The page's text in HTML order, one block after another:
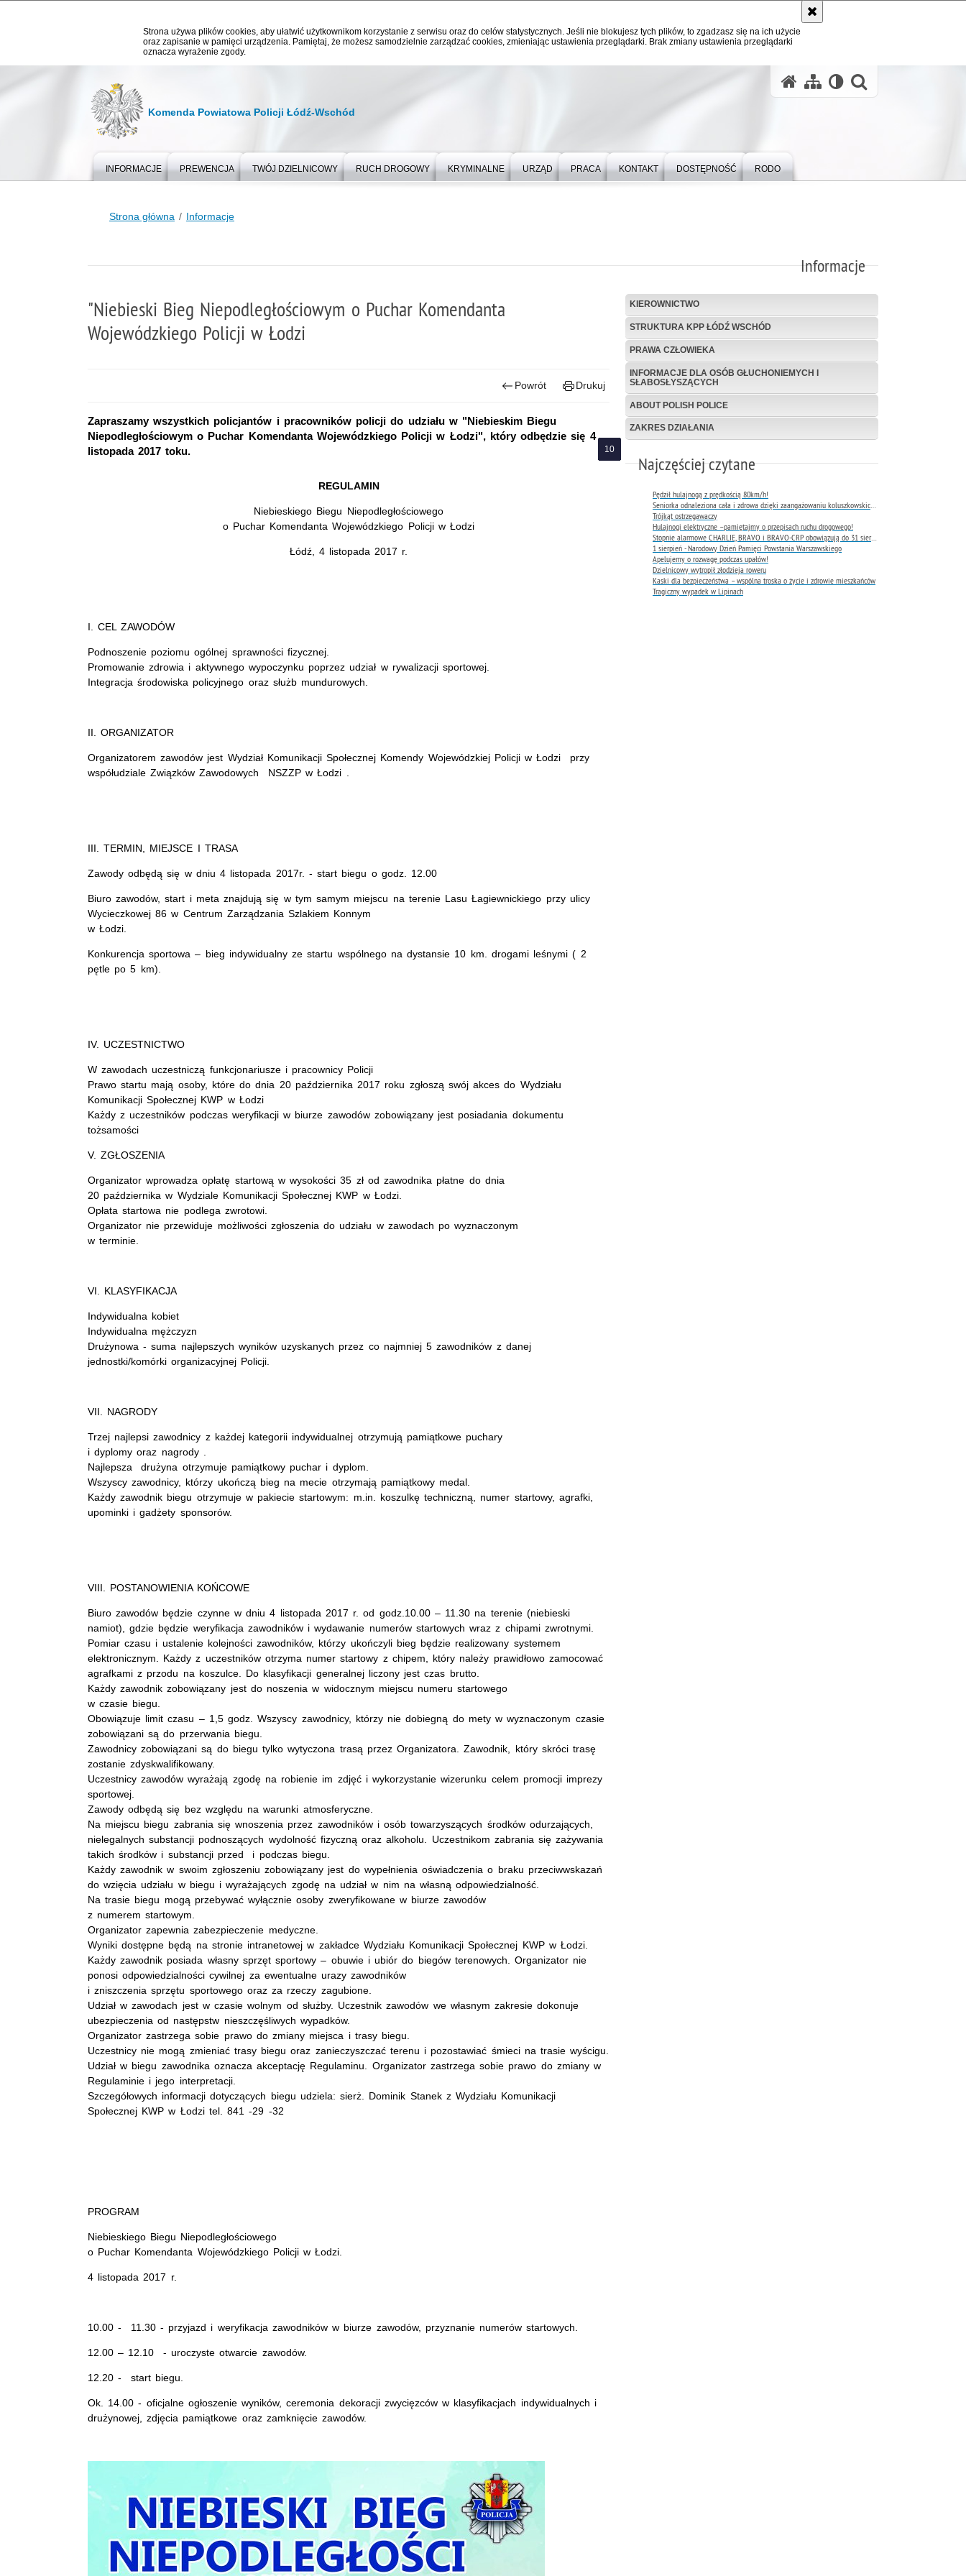
Strona używa plików cookies, aby ułatwić użytkownikom korzystanie z serwisu oraz do celów statystycznych. Jeśli nie blokujesz tych plików, to zgadzasz się na ich użycie
oraz zapisanie w pamięci urządzenia. Pamiętaj, że możesz samodzielnie zarządzać cookies, zmieniając ustawienia przeglądarki. Brak zmiany ustawienia przeglądarki
oznacza wyrażenie zgody.
Komenda Powiatowa Policji Łódź-Wschód
INFORMACJE PREWENCJA TWÓJ DZIELNICOWY RUCH DROGOWY KRYMINALNE URZĄD PRACA KONTAKT DOSTĘPNOŚĆ RODO
Strona główna Informacje
Informacje
"Niebieski Bieg Niepodległościowym o Puchar Komendanta
Wojewódzkiego Policji w Łodzi
Powrót Drukuj
Zapraszamy wszystkich policjantów i pracowników policji do udziału w "Niebieskim Biegu
Niepodległościowym o Puchar Komendanta Wojewódzkiego Policji w Łodzi", który odbędzie się 4
listopada 2017 toku.
REGULAMIN
Niebieskiego Biegu Niepodległościowego
o Puchar Komendanta Wojewódzkiego Policji w Łodzi
Łódź, 4 listopada 2017 r.
I. CEL ZAWODÓW
Podnoszenie poziomu ogólnej sprawności fizycznej.
Promowanie zdrowia i aktywnego wypoczynku poprzez udział w rywalizacji sportowej.
Integracja środowiska policyjnego oraz służb mundurowych.
II. ORGANIZATOR
Organizatorem zawodów jest Wydział Komunikacji Społecznej Komendy Wojewódzkiej Policji w Łodzi przy
współudziale Związków Zawodowych NSZZP w Łodzi .
III. TERMIN, MIEJSCE I TRASA
Zawody odbędą się w dniu 4 listopada 2017r. - start biegu o godz. 12.00
Biuro zawodów, start i meta znajdują się w tym samym miejscu na terenie Lasu Łagiewnickiego przy ulicy
Wycieczkowej 86 w Centrum Zarządzania Szlakiem Konnym
w Łodzi.
Konkurencja sportowa – bieg indywidualny ze startu wspólnego na dystansie 10 km. drogami leśnymi ( 2
pętle po 5 km).
IV. UCZESTNICTWO
W zawodach uczestniczą funkcjonariusze i pracownicy Policji
Prawo startu mają osoby, które do dnia 20 października 2017 roku zgłoszą swój akces do Wydziału
Komunikacji Społecznej KWP w Łodzi
Każdy z uczestników podczas weryfikacji w biurze zawodów zobowiązany jest posiadania dokumentu
tożsamości
V. ZGŁOSZENIA
Organizator wprowadza opłatę startową w wysokości 35 zł od zawodnika płatne do dnia
20 października w Wydziale Komunikacji Społecznej KWP w Łodzi.
Opłata startowa nie podlega zwrotowi.
Organizator nie przewiduje możliwości zgłoszenia do udziału w zawodach po wyznaczonym
w terminie.
VI. KLASYFIKACJA
Indywidualna kobiet
Indywidualna mężczyzn
Drużynowa - suma najlepszych wyników uzyskanych przez co najmniej 5 zawodników z danej
jednostki/komórki organizacyjnej Policji.
VII. NAGRODY
Trzej najlepsi zawodnicy z każdej kategorii indywidualnej otrzymują pamiątkowe puchary
i dyplomy oraz nagrody .
Najlepsza drużyna otrzymuje pamiątkowy puchar i dyplom.
Wszyscy zawodnicy, którzy ukończą bieg na mecie otrzymają pamiątkowy medal.
Każdy zawodnik biegu otrzymuje w pakiecie startowym: m.in. koszulkę techniczną, numer startowy, agrafki,
upominki i gadżety sponsorów.
VIII. POSTANOWIENIA KOŃCOWE
Biuro zawodów będzie czynne w dniu 4 listopada 2017 r. od godz.10.00 – 11.30 na terenie (niebieski
namiot), gdzie będzie weryfikacja zawodników i wydawanie numerów startowych wraz z chipami zwrotnymi.
Pomiar czasu i ustalenie kolejności zawodników, którzy ukończyli bieg będzie realizowany systemem
elektronicznym. Każdy z uczestników otrzyma numer startowy z chipem, który należy prawidłowo zamocować
agrafkami z przodu na koszulce. Do klasyfikacji generalnej liczony jest czas brutto.
Każdy zawodnik zobowiązany jest do noszenia w widocznym miejscu numeru startowego
w czasie biegu.
Obowiązuje limit czasu – 1,5 godz. Wszyscy zawodnicy, którzy nie dobiegną do mety w wyznaczonym czasie
zobowiązani są do przerwania biegu.
Zawodnicy zobowiązani są do biegu tylko wytyczona trasą przez Organizatora. Zawodnik, który skróci trasę
zostanie zdyskwalifikowany.
Uczestnicy zawodów wyrażają zgodę na robienie im zdjęć i wykorzystanie wizerunku celem promocji imprezy
sportowej.
Zawody odbędą się bez względu na warunki atmosferyczne.
Na miejscu biegu zabrania się wnoszenia przez zawodników i osób towarzyszących środków odurzających,
nielegalnych substancji podnoszących wydolność fizyczną oraz alkoholu. Uczestnikom zabrania się zażywania
takich środków i substancji przed i podczas biegu.
Każdy zawodnik w swoim zgłoszeniu zobowiązany jest do wypełnienia oświadczenia o braku przeciwwskazań
do wzięcia udziału w biegu i wyrażających zgodę na udział w nim na własną odpowiedzialność.
Na trasie biegu mogą przebywać wyłącznie osoby zweryfikowane w biurze zawodów
z numerem startowym.
Organizator zapewnia zabezpieczenie medyczne.
Wyniki dostępne będą na stronie intranetowej w zakładce Wydziału Komunikacji Społecznej KWP w Łodzi.
Każdy zawodnik posiada własny sprzęt sportowy – obuwie i ubiór do biegów terenowych. Organizator nie
ponosi odpowiedzialności cywilnej za ewentualne urazy zawodników
i zniszczenia sprzętu sportowego oraz za rzeczy zagubione.
Udział w zawodach jest w czasie wolnym od służby. Uczestnik zawodów we własnym zakresie dokonuje
ubezpieczenia od następstw nieszczęśliwych wypadków.
Organizator zastrzega sobie prawo do zmiany miejsca i trasy biegu.
Uczestnicy nie mogą zmieniać trasy biegu oraz zanieczyszczać terenu i pozostawiać śmieci na trasie wyścigu.
Udział w biegu zawodnika oznacza akceptację Regulaminu. Organizator zastrzega sobie prawo do zmiany w
Regulaminie i jego interpretacji.
Szczegółowych informacji dotyczących biegu udziela: sierż. Dominik Stanek z Wydziału Komunikacji
Społecznej KWP w Łodzi tel. 841 -29 -32
PROGRAM
Niebieskiego Biegu Niepodległościowego
o Puchar Komendanta Wojewódzkiego Policji w Łodzi.
4 listopada 2017 r.
10.00 - 11.30 - przyjazd i weryfikacja zawodników w biurze zawodów, przyznanie numerów startowych.
12.00 – 12.10 - uroczyste otwarcie zawodów.
12.20 - start biegu.
Ok. 14.00 - oficjalne ogłoszenie wyników, ceremonia dekoracji zwycięzców w klasyfikacjach indywidualnych i
drużynowej, zdjęcia pamiątkowe oraz zamknięcie zawodów.
KIEROWNICTWO
STRUKTURA KPP ŁÓDŹ WSCHÓD
PRAWA CZŁOWIEKA
INFORMACJE DLA OSÓB GŁUCHONIEMYCH I
SŁABOSŁYSZĄCYCH
ABOUT POLISH POLICE
ZAKRES DZIAŁANIA
Najczęściej czytane
Pędził hulajnogą z prędkością 80km/h!
Trójkąt ostrzegawaczy
Hulajnogi elektryczne –pamiętajmy o przepisach ruchu drogowego!
Stopnie alarmowe CHARLIE, BRAVO i BRAVO-CRP obowiązują do 31 sierpnia 2026 r.
1 sierpień - Narodowy Dzień Pamięci Powstania Warszawskiego
Apelujemy o rozwagę podczas upałów!
Dzielnicowy wytropił złodzieja roweru
Kaski dla bezpieczeństwa – wspólna troska o życie i zdrowie mieszkańców
Tragiczny wypadek w Lipinach